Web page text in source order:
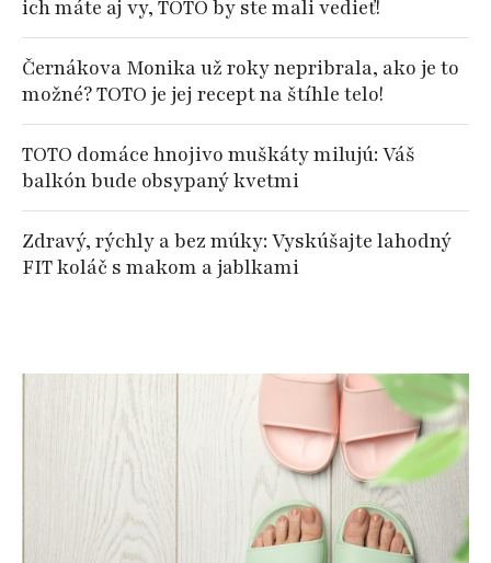
ich máte aj vy, TOTO by ste mali vedieť!
Černákova Monika už roky nepribrala, ako je to
možné? TOTO je jej recept na štíhle telo!
TOTO domáce hnojivo muškáty milujú: Váš
balkón bude obsypaný kvetmi
Zdravý, rýchly a bez múky: Vyskúšajte lahodný
FIT koláč s makom a jablkami